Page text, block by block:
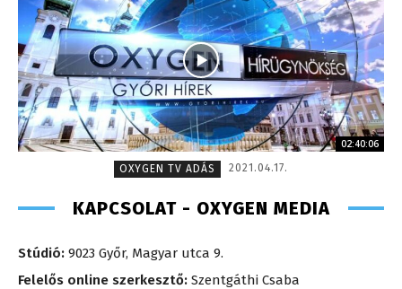
02:40:06
OXYGEN TV ADÁS
2021.04.17.
KAPCSOLAT - OXYGEN MEDIA
Stúdió: 9023 Győr, Magyar utca 9.
Felelős online szerkesztő: Szentgáthi Csaba